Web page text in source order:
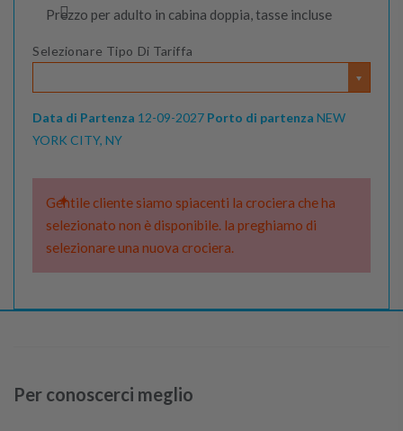
Prezzo per adulto in cabina doppia, tasse incluse
Selezionare Tipo Di Tariffa
Data di Partenza 12-09-2027 Porto di partenza NEW
YORK CITY, NY
Gentile cliente siamo spiacenti la crociera che ha
selezionato non è disponibile. la preghiamo di
selezionare una nuova crociera.
Per conoscerci meglio